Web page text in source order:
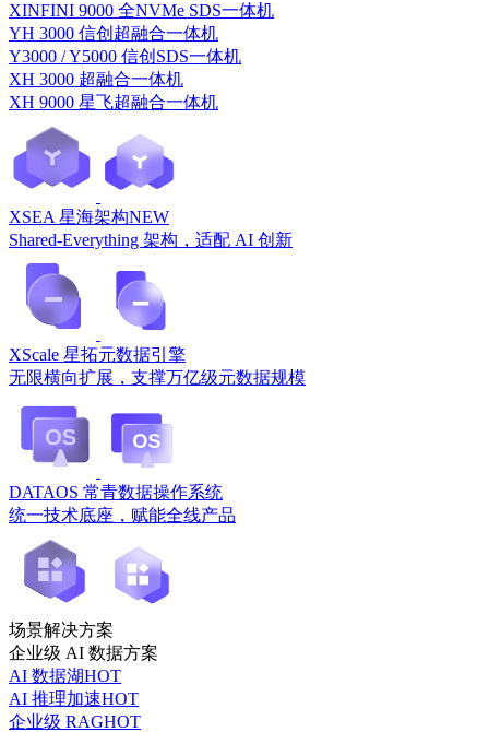
XINFINI 9000 全NVMe SDS一体机
YH 3000 信创超融合一体机
Y3000 / Y5000 信创SDS一体机
XH 3000 超融合一体机
XH 9000 星飞超融合一体机
XSEA 星海架构NEW
Shared-Everything 架构，适配 AI 创新
XScale 星拓元数据引擎
无限横向扩展，支撑万亿级元数据规模
DATAOS 常青数据操作系统
统一技术底座，赋能全线产品
场景解决方案
企业级 AI 数据方案
AI 数据湖HOT
AI 推理加速HOT
企业级 RAGHOT